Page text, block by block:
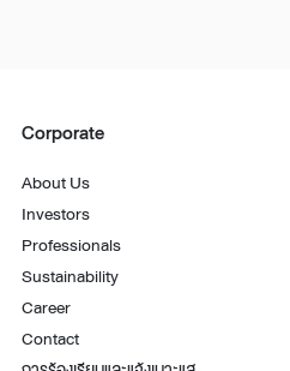
Corporate
About Us
Investors
Professionals
Sustainability
Career
Contact